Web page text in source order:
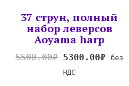
37 струн, полный
набор леверсов
Aoyama harp
5500.00₽ 5300.00₽
без
НДС